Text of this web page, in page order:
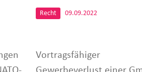
Recht 09.09.2022
Vortragsfähiger